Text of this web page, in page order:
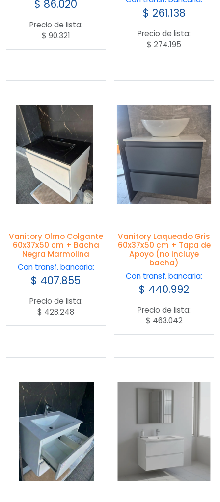
$ 86.020
Precio de lista:
$ 90.321
$ 261.138
Precio de lista:
$ 274.195
Vanitory Olmo Colgante
60x37x50 cm + Bacha
Negra Marmolina
Con transf. bancaria:
$ 407.855
Precio de lista:
$ 428.248
Vanitory Laqueado Gris
60x37x50 cm + Tapa de
Apoyo (no incluye
bacha)
Con transf. bancaria:
$ 440.992
Precio de lista:
$ 463.042